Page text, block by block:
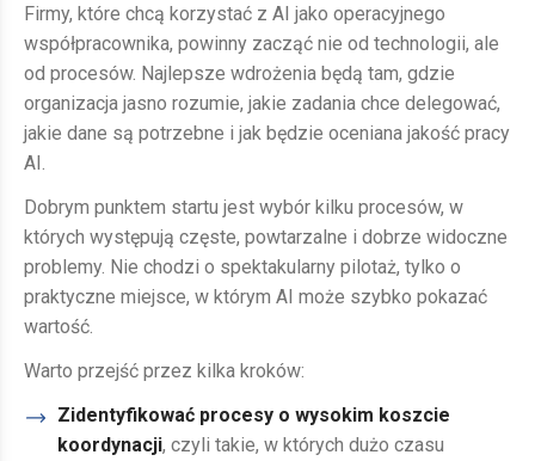
Firmy, które chcą korzystać z AI jako operacyjnego
współpracownika, powinny zacząć nie od technologii, ale
od procesów. Najlepsze wdrożenia będą tam, gdzie
organizacja jasno rozumie, jakie zadania chce delegować,
jakie dane są potrzebne i jak będzie oceniana jakość pracy
AI.
Dobrym punktem startu jest wybór kilku procesów, w
których występują częste, powtarzalne i dobrze widoczne
problemy. Nie chodzi o spektakularny pilotaż, tylko o
praktyczne miejsce, w którym AI może szybko pokazać
wartość.
Warto przejść przez kilka kroków:
Zidentyfikować procesy o wysokim koszcie
koordynacji, czyli takie, w których dużo czasu